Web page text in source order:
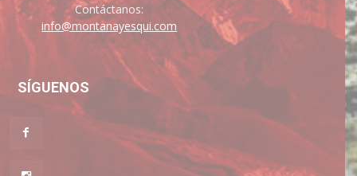
Contáctanos:
info@montanayesqui.com
SÍGUENOS